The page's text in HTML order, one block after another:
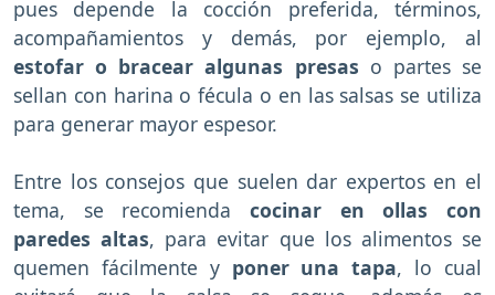
pues depende la cocción preferida, términos,
acompañamientos y demás, por ejemplo, al
estofar o bracear algunas presas o partes se
sellan con harina o fécula o en las salsas se utiliza
para generar mayor espesor.
Entre los consejos que suelen dar expertos en el
tema, se recomienda cocinar en ollas con
paredes altas, para evitar que los alimentos se
quemen fácilmente yponer una tapa, lo cual